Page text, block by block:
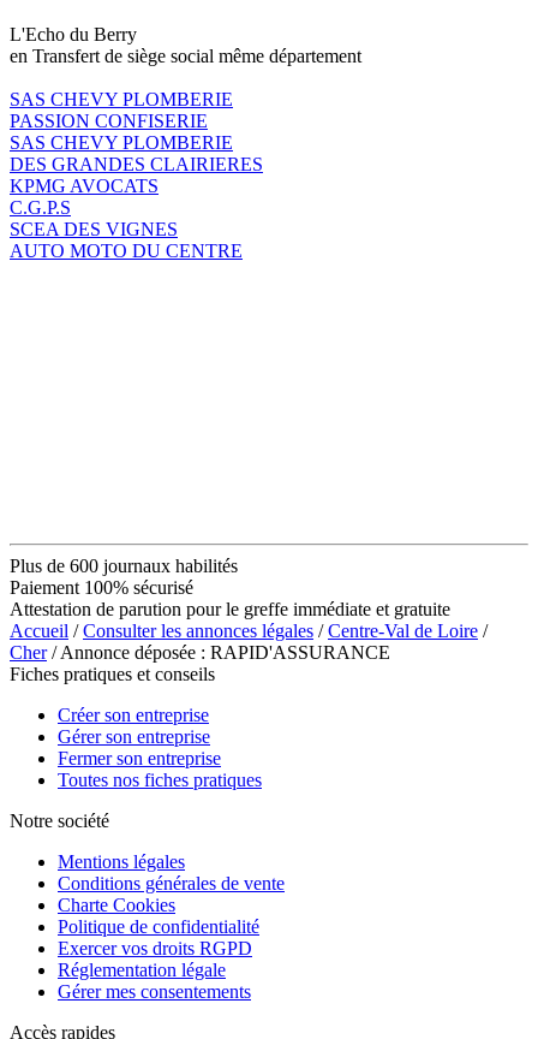
L'Echo du Berry
en Transfert de siège social même département
SAS CHEVY PLOMBERIE
PASSION CONFISERIE
SAS CHEVY PLOMBERIE
DES GRANDES CLAIRIERES
KPMG AVOCATS
C.G.P.S
SCEA DES VIGNES
AUTO MOTO DU CENTRE
Plus de 600 journaux habilités
Paiement 100% sécurisé
Attestation de parution pour le greffe immédiate et gratuite
Accueil /Consulter les annonces légales /Centre-Val de Loire /
Cher/ Annonce déposée : RAPID'ASSURANCE
Fiches pratiques et conseils
Créer son entreprise
Gérer son entreprise
Fermer son entreprise
Toutes nos fiches pratiques
Notre société
Mentions légales
Conditions générales de vente
Charte Cookies
Politique de confidentialité
Exercer vos droits RGPD
Réglementation légale
Gérer mes consentements
Accès rapides